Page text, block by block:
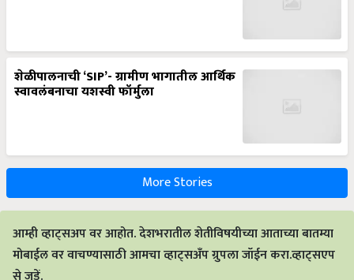
शेळीपालनाची ‘SIP’- ग्रामीण भागातील आर्थिक
स्वावलंबनाचा यशस्वी फॉर्मुला
More Stories
आम्ही व्हाट्सअप वर आहोत. देशभरातील शेतीविषयीच्या आताच्या बातम्या
मोबाईल वर वाचण्यासाठी आमचा व्हाट्सअँप ग्रुपला जॉईन करा.व्हाट्सएप